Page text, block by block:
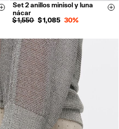
Size & Add
Set 2 anillos minisol y luna
nácar
$ 1,550 $ 1,085 30%